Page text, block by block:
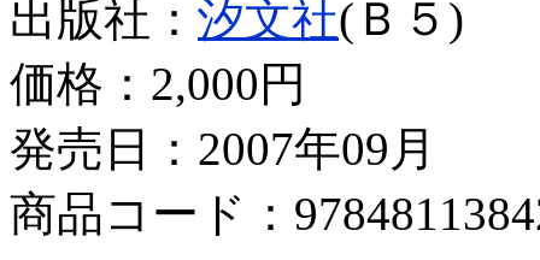
出版社： 汐文社(Ｂ５)
価格： 2,000円
発売日：2007年09月
商品コード：